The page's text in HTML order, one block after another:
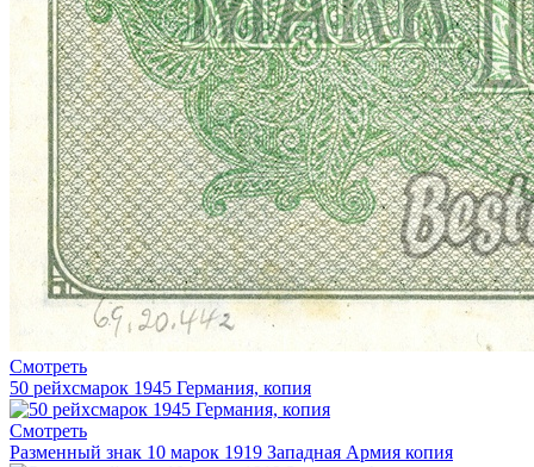
Смотреть
50 рейхсмарок 1945 Германия, копия
Смотреть
Разменный знак 10 марок 1919 Западная Армия копия